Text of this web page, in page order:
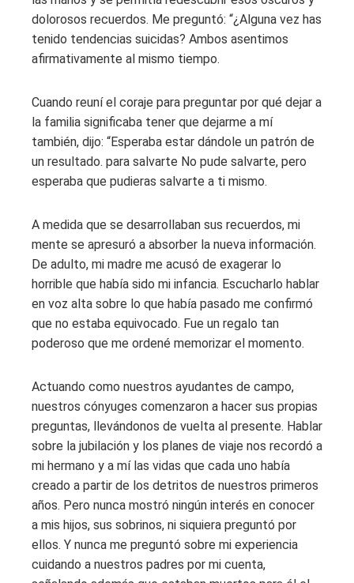
dolorosos recuerdos. Me preguntó: “¿Alguna vez has
tenido tendencias suicidas? Ambos asentimos
afirmativamente al mismo tiempo.
Cuando reuní el coraje para preguntar por qué dejar a
la familia significaba tener que dejarme a mí
también, dijo: “Esperaba estar dándole un patrón de
un resultado. para salvarte No pude salvarte, pero
esperaba que pudieras salvarte a ti mismo.
A medida que se desarrollaban sus recuerdos, mi
mente se apresuró a absorber la nueva información.
De adulto, mi madre me acusó de exagerar lo
horrible que había sido mi infancia. Escucharlo hablar
en voz alta sobre lo que había pasado me confirmó
que no estaba equivocado. Fue un regalo tan
poderoso que me ordené memorizar el momento.
Actuando como nuestros ayudantes de campo,
nuestros cónyuges comenzaron a hacer sus propias
preguntas, llevándonos de vuelta al presente. Hablar
sobre la jubilación y los planes de viaje nos recordó a
mi hermano y a mí las vidas que cada uno había
creado a partir de los detritos de nuestros primeros
años. Pero nunca mostró ningún interés en conocer
a mis hijos, sus sobrinos, ni siquiera preguntó por
ellos. Y nunca me preguntó sobre mi experiencia
cuidando a nuestros padres por mi cuenta,